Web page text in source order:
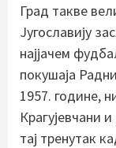
Град такве
Југославију
најјачем
покушаја
1957. године,
Крагујевчани
тај тренутак